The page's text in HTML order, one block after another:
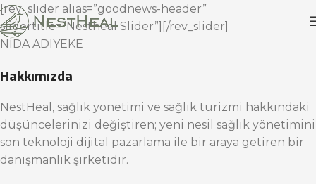
[rev_slider alias=”goodnews-header”
slidertitle=”Nestheal Slider”][/rev_slider]
NİDA ADIYEKE
Hakkımızda
NestHeal, sağlık yönetimi ve sağlık turizmi hakkındaki
düşüncelerinizi değiştiren; yeni nesil sağlık yönetimini
son teknoloji dijital pazarlama ile bir araya getiren bir
danışmanlık şirketidir.